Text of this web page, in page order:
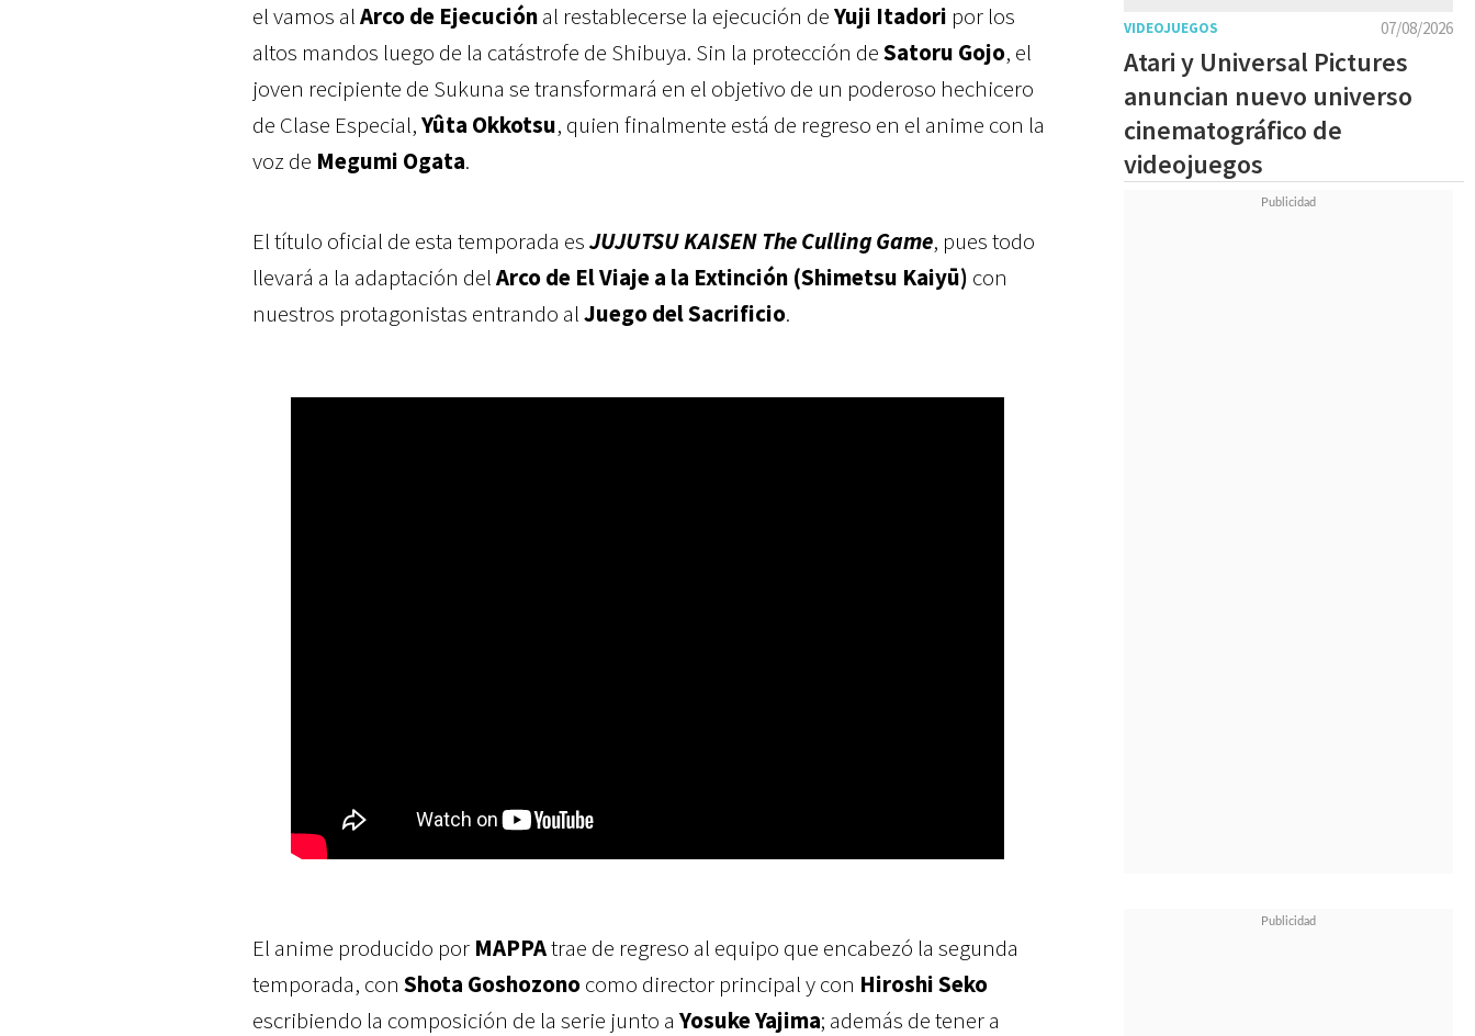
el vamos alArco de Ejecuciónal restablecerse la ejecución deYuji Itadori por los
altos mandos luego de la catástrofe de Shibuya. Sin la protección deSatoru Gojo, el
joven recipiente de Sukuna se transformará en el objetivo de un poderoso hechicero
de Clase Especial,Yûta Okkotsu, quien finalmente está de regreso en el anime con la
voz de Megumi Ogata.
El título oficial de esta temporada esJUJUTSU KAISEN The Culling Game, pues todo
llevará a la adaptación delArco de El Viaje a la Extinción (Shimetsu Kaiyū) con
nuestros protagonistas entrando alJuego del Sacrificio.
El anime producido por MAPPAtrae de regreso al equipo que encabezó la segunda
temporada, con Shota Goshozonocomo director principal y con Hiroshi Seko
escribiendo la composición de la serie junto a Yosuke Yajima; además de tener a
07/08/2026
VIDEOJUEGOS
Atari y Universal Pictures
anuncian nuevo universo
cinematográfico de
videojuegos